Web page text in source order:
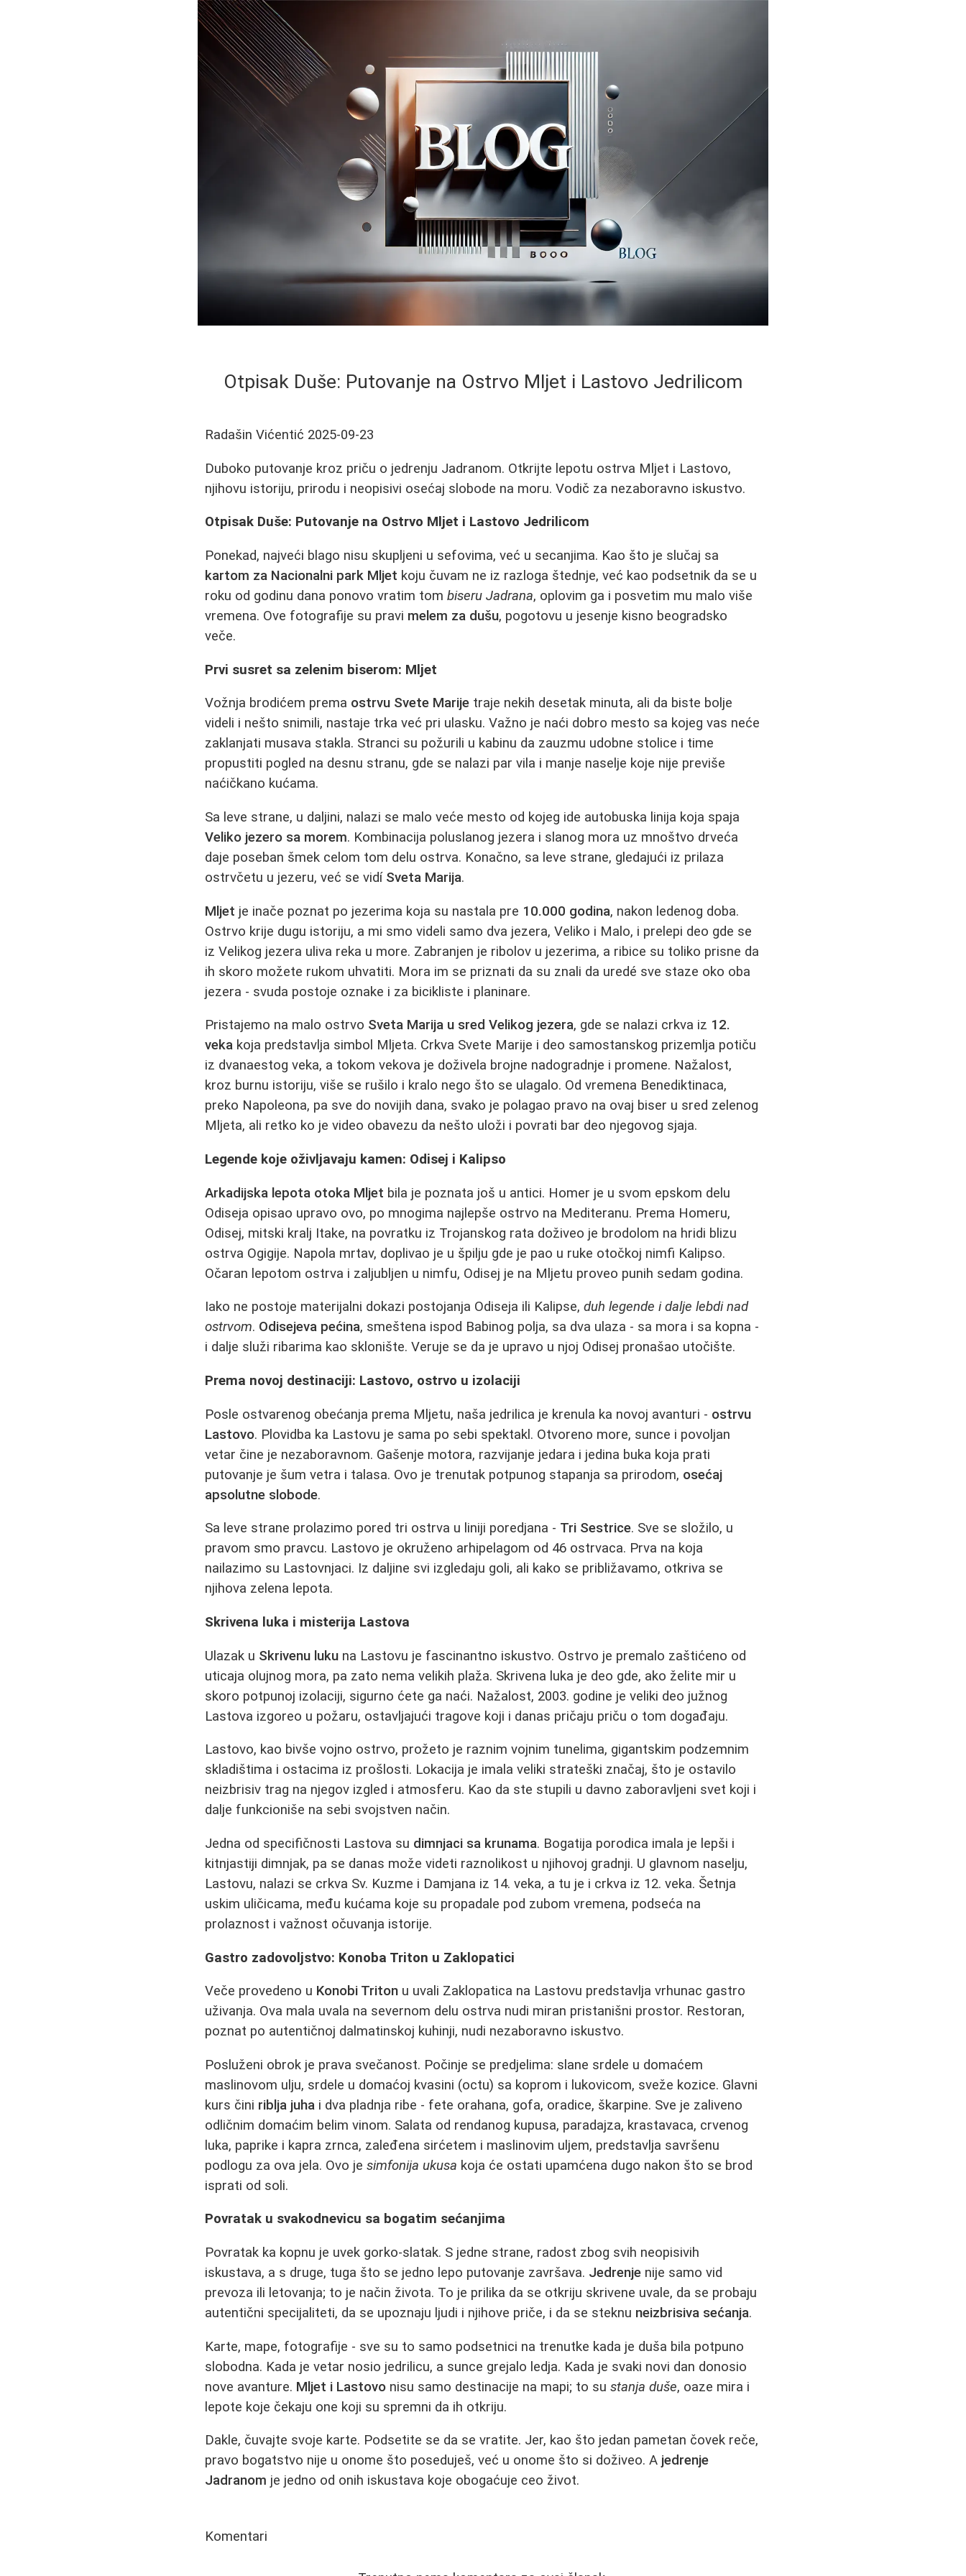
Otpisak Duše: Putovanje na Ostrvo Mljet i Lastovo Jedrilicom
Radašin Vićentić 2025-09-23
Duboko putovanje kroz priču o jedrenju Jadranom. Otkrijte lepotu ostrva Mljet i Lastovo,
njihovu istoriju, prirodu i neopisivi osećaj slobode na moru. Vodič za nezaboravno iskustvo.
Otpisak Duše: Putovanje na Ostrvo Mljet i Lastovo Jedrilicom
Ponekad, najveći blago nisu skupljeni u sefovima, već u secanjima. Kao što je slučaj sa
kartom za Nacionalni park Mljet koju čuvam ne iz razloga štednje, već kao podsetnik da se u
roku od godinu dana ponovo vratim tombiseru Jadrana, oplovim ga i posvetim mu malo više
vremena. Ove fotografije su pravi melem za dušu, pogotovu u jesenje kisno beogradsko
veče.
Prvi susret sa zelenim biserom: Mljet
Vožnja brodićem prema ostrvu Svete Marije traje nekih desetak minuta, ali da biste bolje
videli i nešto snimili, nastaje trka već pri ulasku. Važno je naći dobro mesto sa kojeg vas neće
zaklanjati musava stakla. Stranci su požurili u kabinu da zauzmu udobne stolice i time
propustiti pogled na desnu stranu, gde se nalazi par vila i manje naselje koje nije previše
naćičkano kućama.
Sa leve strane, u daljini, nalazi se malo veće mesto od kojeg ide autobuska linija koja spaja
Veliko jezero sa morem. Kombinacija poluslanog jezera i slanog mora uz mnoštvo drveća
daje poseban šmek celom tom delu ostrva. Konačno, sa leve strane, gledajući iz prilaza
ostrvčetu u jezeru, već se vidí Sveta Marija.
Mljet je inače poznat po jezerima koja su nastala pre 10.000 godina, nakon ledenog doba.
Ostrvo krije dugu istoriju, a mi smo videli samo dva jezera, Veliko i Malo, i prelepi deo gde se
iz Velikog jezera uliva reka u more. Zabranjen je ribolov u jezerima, a ribice su toliko prisne da
ih skoro možete rukom uhvatiti. Mora im se priznati da su znali da uredé sve staze oko oba
jezera - svuda postoje oznake i za bicikliste i planinare.
Pristajemo na malo ostrvo Sveta Marija u sred Velikog jezera, gde se nalazi crkva iz 12.
veka koja predstavlja simbol Mljeta. Crkva Svete Marije i deo samostanskog prizemlja potiču
iz dvanaestog veka, a tokom vekova je doživela brojne nadogradnje i promene. Nažalost,
kroz burnu istoriju, više se rušilo i kralo nego što se ulagalo. Od vremena Benediktinaca,
preko Napoleona, pa sve do novijih dana, svako je polagao pravo na ovaj biser u sred zelenog
Mljeta, ali retko ko je video obavezu da nešto uloži i povrati bar deo njegovog sjaja.
Legende koje oživljavaju kamen: Odisej i Kalipso
Arkadijska lepota otoka Mljet bila je poznata još u antici. Homer je u svom epskom delu
Odiseja opisao upravo ovo, po mnogima najlepše ostrvo na Mediteranu. Prema Homeru,
Odisej, mitski kralj Itake, na povratku iz Trojanskog rata doživeo je brodolom na hridi blizu
ostrva Ogigije. Napola mrtav, doplivao je u špilju gde je pao u ruke otočkoj nimfi Kalipso.
Očaran lepotom ostrva i zaljubljen u nimfu, Odisej je na Mljetu proveo punih sedam godina.
Iako ne postoje materijalni dokazi postojanja Odiseja ili Kalipse,duh legende i dalje lebdi nad
ostrvom. Odisejeva pećina, smeštena ispod Babinog polja, sa dva ulaza - sa mora i sa kopna -
i dalje služi ribarima kao sklonište. Veruje se da je upravo u njoj Odisej pronašao utočište.
Prema novoj destinaciji: Lastovo, ostrvo u izolaciji
Posle ostvarenog obećanja prema Mljetu, naša jedrilica je krenula ka novoj avanturi - ostrvu
Lastovo. Plovidba ka Lastovu je sama po sebi spektakl. Otvoreno more, sunce i povoljan
vetar čine je nezaboravnom. Gašenje motora, razvijanje jedara i jedina buka koja prati
putovanje je šum vetra i talasa. Ovo je trenutak potpunog stapanja sa prirodom, osećaj
apsolutne slobode.
Sa leve strane prolazimo pored tri ostrva u liniji poredjana - Tri Sestrice. Sve se složilo, u
pravom smo pravcu. Lastovo je okruženo arhipelagom od 46 ostrvaca. Prva na koja
nailazimo su Lastovnjaci. Iz daljine svi izgledaju goli, ali kako se približavamo, otkriva se
njihova zelena lepota.
Skrivena luka i misterija Lastova
Ulazak u Skrivenu luku na Lastovu je fascinantno iskustvo. Ostrvo je premalo zaštićeno od
uticaja olujnog mora, pa zato nema velikih plaža. Skrivena luka je deo gde, ako želite mir u
skoro potpunoj izolaciji, sigurno ćete ga naći. Nažalost, 2003. godine je veliki deo južnog
Lastova izgoreo u požaru, ostavljajući tragove koji i danas pričaju priču o tom događaju.
Lastovo, kao bivše vojno ostrvo, prožeto je raznim vojnim tunelima, gigantskim podzemnim
skladištima i ostacima iz prošlosti. Lokacija je imala veliki strateški značaj, što je ostavilo
neizbrisiv trag na njegov izgled i atmosferu. Kao da ste stupili u davno zaboravljeni svet koji i
dalje funkcioniše na sebi svojstven način.
Jedna od specifičnosti Lastova su dimnjaci sa krunama. Bogatija porodica imala je lepši i
kitnjastiji dimnjak, pa se danas može videti raznolikost u njihovoj gradnji. U glavnom naselju,
Lastovu, nalazi se crkva Sv. Kuzme i Damjana iz 14. veka, a tu je i crkva iz 12. veka. Šetnja
uskim uličicama, među kućama koje su propadale pod zubom vremena, podseća na
prolaznost i važnost očuvanja istorije.
Gastro zadovoljstvo: Konoba Triton u Zaklopatici
Veče provedeno u Konobi Triton u uvali Zaklopatica na Lastovu predstavlja vrhunac gastro
uživanja. Ova mala uvala na severnom delu ostrva nudi miran pristanišni prostor. Restoran,
poznat po autentičnoj dalmatinskoj kuhinji, nudi nezaboravno iskustvo.
Posluženi obrok je prava svečanost. Počinje se predjelima: slane srdele u domaćem
maslinovom ulju, srdele u domaćoj kvasini (octu) sa koprom i lukovicom, sveže kozice. Glavni
kurs čini riblja juha i dva pladnja ribe - fete orahana, gofa, oradice, škarpine. Sve je zaliveno
odličnim domaćim belim vinom. Salata od rendanog kupusa, paradajza, krastavaca, crvenog
luka, paprike i kapra zrnca, zaleđena sirćetem i maslinovim uljem, predstavlja savršenu
podlogu za ova jela. Ovo jesimfonija ukusa koja će ostati upamćena dugo nakon što se brod
isprati od soli.
Povratak u svakodnevicu sa bogatim sećanjima
Povratak ka kopnu je uvek gorko-slatak. S jedne strane, radost zbog svih neopisivih
iskustava, a s druge, tuga što se jedno lepo putovanje završava. Jedrenje nije samo vid
prevoza ili letovanja; to je način života. To je prilika da se otkriju skrivene uvale, da se probaju
autentični specijaliteti, da se upoznaju ljudi i njihove priče, i da se steknu neizbrisiva sećanja.
Karte, mape, fotografiје - sve su to samo podsetnici na trenutke kada je duša bila potpuno
slobodna. Kada je vetar nosio jedrilicu, a sunce grejalo ledja. Kada je svaki novi dan donosio
nove avanture. Mljet i Lastovo nisu samo destinacije na mapi; to sustanja duše, oaze mira i
lepote koje čekaju one koji su spremni da ih otkriju.
Dakle, čuvajte svoje karte. Podsetite se da se vratite. Jer, kao što jedan pametan čovek reče,
pravo bogatstvo nije u onome što poseduješ, već u onome što si doživeo. A jedrenje
Jadranom je jedno od onih iskustava koje obogaćuje ceo život.
Komentari